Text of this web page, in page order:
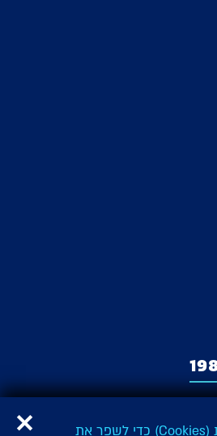
אנו משתמשים בעוגיות (Cookies) כדי לשפר את
על פי חוק את זכויות המבצעים של כל האמנים